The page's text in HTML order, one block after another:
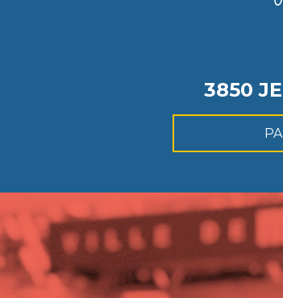
3850